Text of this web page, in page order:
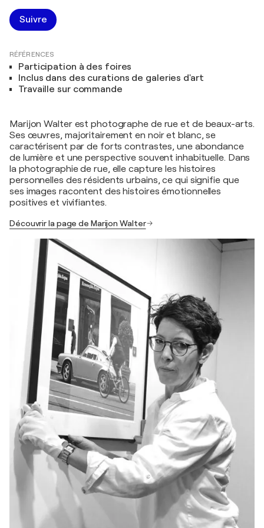
Suivre
RÉFÉRENCES
Participation à des foires
Inclus dans des curations de galeries d'art
Travaille sur commande
Marijon Walter est photographe de rue et de beaux-arts.
Ses œuvres, majoritairement en noir et blanc, se
caractérisent par de forts contrastes, une abondance
de lumière et une perspective souvent inhabituelle. Dans
la photographie de rue, elle capture les histoires
personnelles des résidents urbains, ce qui signifie que
ses images racontent des histoires émotionnelles
positives et vivifiantes.
Découvrir la page de Marijon Walter